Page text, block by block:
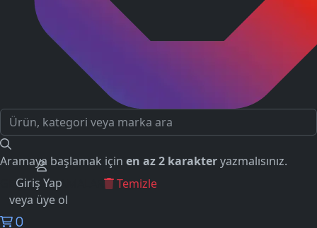
Aramaya başlamak için en az 2 karakteryazmalısınız.
GEÇMİŞ ARAMALAR
Temizle
Giriş Yap
veya üye ol
0